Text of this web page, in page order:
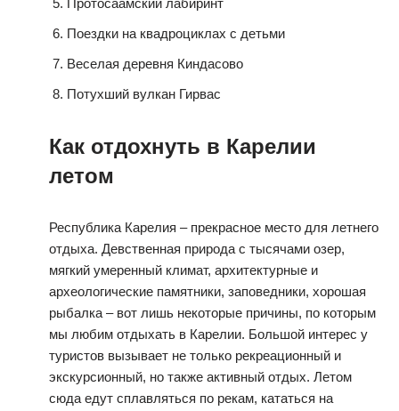
Протосаамский лабиринт
Поездки на квадроциклах с детьми
Веселая деревня Киндасово
Потухший вулкан Гирвас
Как отдохнуть в Карелии
летом
Республика Карелия – прекрасное место для летнего
отдыха. Девственная природа с тысячами озер,
мягкий умеренный климат, архитектурные и
археологические памятники, заповедники, хорошая
рыбалка – вот лишь некоторые причины, по которым
мы любим отдыхать в Карелии. Большой интерес у
туристов вызывает не только рекреационный и
экскурсионный, но также активный отдых. Летом
сюда едут сплавляться по рекам, кататься на